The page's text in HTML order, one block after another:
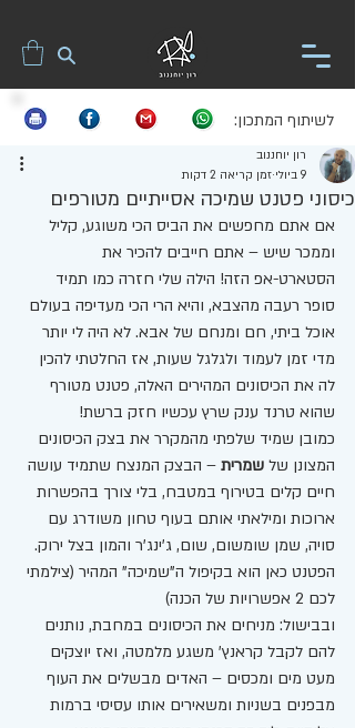
לשיתוף המתכון:
כיסוני פטנט שמיכה אסייתיים מטורפים
רון יוחננוב
9 ביולי
זמן קריאה 2 דקות
אם אתם מחפשים את הביס הכי משוגע, קליל
וממכר שיש – אתם חייבים להכיר את
הסטארט-אפ הזה! הילה שלי חזרה כמו תמיד
סופר רעבה מהצבא, והיא הרי הכי מעדיפה בעולם
אוכל ביתי, חם ומנחם של אבא. לא היה לי יותר
מדי זמן לעמוד ולגלגל שעות, אז החלטתי להכין
לה את הכיסונים המהירים האלה, פטנט מטורף
שהוא טרנד ענק שרץ עכשיו חזק ברשת!
כמובן שמיד שלפתי מהמקרר את בצק הכיסונים
המצונן של שמרית – הבצק המנצח שתמיד עושה
חיים קלים בטירוף במטבח, בלי צורך בהפשרות
ארוכות ומילאתי אותם בעוף טחון משודרג עם
סויה, שמן שומשום, שום, ג'ינג'ר והמון בצל ירוק.
הפטנט כאן הוא בקיפול ה"שמיכה" המהיר (צילמתי
לכם 2 אפשרויות של הכנה)
ובבישול: מניחים את הכיסונים במחבת, נותנים
להם לקבל קראנץ' משגע מלמטה, ואז יוצקים
מעט מים ומכסים – האדים מבשלים את העוף
מבפנים בשניות ומשאירים אותו עסיסי ברמות